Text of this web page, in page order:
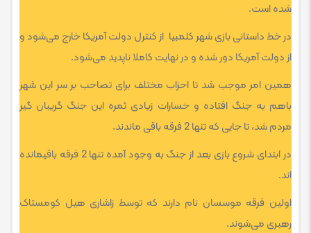
شده است.
در خط داستانی بازی شهر کلمبیا از کنترل دولت آمریکا خارج می‌شود و
از دولت آمریکا دور شده و در نهایت کاملا ناپدید می‌شود.
همین امر موجب شد تا احزاب مختلف برای تصاحب بر سر این شهر
باهم به جنگ افتاده و خسارات زیادی ثمره این جنگ گریبان گیر
مردم شد، تا جایی که تنها 2 فرقه باقی ماندند.
در ابتدای شروع بازی بعد از جنگ به وجود آمده تنها 2 فرقه باقیمانده
اند.
اولین فرقه موسسان نام دارند که توسط زاشاری هیل کومستاک
رهبری می‌شوند.